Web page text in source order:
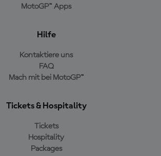
MotoGP™ Apps
Hilfe
Kontaktiere uns
FAQ
Mach mit bei MotoGP™
Tickets & Hospitality
Tickets
Hospitality
Packages